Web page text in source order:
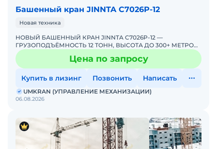
Башенный кран JINNTA С7026Р-12
Новая техника
НОВЫЙ БАШЕННЫЙ КРАН JINNTA C7026P-12 —
ГРУЗОПОДЪЁМНОСТЬ 12 ТОНН, ВЫСОТА ДО 300+ МЕТРОВ!
ПРЯМЫЕ ПОСТАВКИ ОТ ЭКСКЛЮЗИВНОГО
ДИСТРИБЬЮТОРА В РОССИИUMKRAN &md
Цена по запросу
Купить в лизинг Позвонить Написать
06.08.2026
UMKRAN (УПРАВЛЕНИЕ МЕХАНИЗАЦИИ)